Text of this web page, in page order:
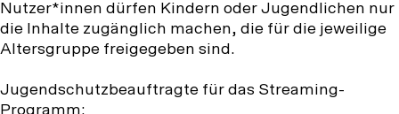
Nutzer*innen dürfen Kindern oder Jugendlichen nur
die Inhalte zugänglich machen, die für die jeweilige
Altersgruppe freigegeben sind.
Jugendschutzbeauftragte für das Streaming-
Programm: